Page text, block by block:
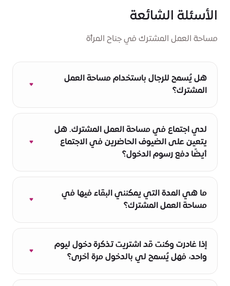
الأسئلة الشائعة
مساحة العمل المشترك في جناح المرأة
هل يُسمح للرجال باستخدام مساحة العمل
المشترك؟
جناح المرأة بما في ذلك مساحة العمل المشترك
متاح للجميع.
لدي اجتماع في مساحة العمل المشترك. هل
يتعين على الضيوف الحاضرين في الاجتماع
أيضًا دفع رسوم الدخول؟
يتعين على جميع زوار مساحة العمل المشترك شراء
تذكرة للدخول.
لا يتعين على الحاضرين في قاعة الاجتماعات
المحجوزة دفع رسوم نظير دخول القاعة.
ما هي المدة التي يمكنني البقاء فيها في
مساحة العمل المشترك؟
تذكرة نصف يوم:4.5 ساعات
تذكرة يوم كامل: 09:00 – 18:00
إذا غادرت وكنت قد اشتريت تذكرة دخول ليوم
واحد، فهل يُسمح لي بالدخول مرة أخرى؟
يُسمح بالدخول مجددًا في نفس اليوم. يُرجى